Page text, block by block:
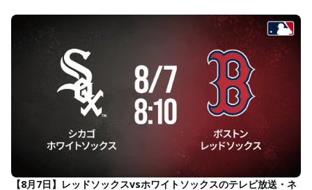
【8月7日】レッドソックスvsホワイトソックスのテレビ放送・ネ